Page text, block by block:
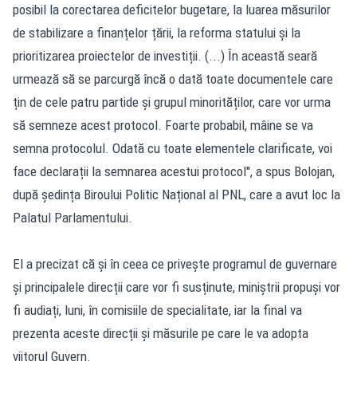
posibil la corectarea deficitelor bugetare, la luarea măsurilor
de stabilizare a finanțelor țării, la reforma statului și la
prioritizarea proiectelor de investiții. (...) În această seară
urmează să se parcurgă încă o dată toate documentele care
țin de cele patru partide și grupul minorităților, care vor urma
să semneze acest protocol. Foarte probabil, mâine se va
semna protocolul. Odată cu toate elementele clarificate, voi
face declarații la semnarea acestui protocol'', a spus Bolojan,
după ședința Biroului Politic Național al PNL, care a avut loc la
Palatul Parlamentului.
El a precizat că și în ceea ce privește programul de guvernare
și principalele direcții care vor fi susținute, miniștrii propuși vor
fi audiați, luni, în comisiile de specialitate, iar la final va
prezenta aceste direcții și măsurile pe care le va adopta
viitorul Guvern.